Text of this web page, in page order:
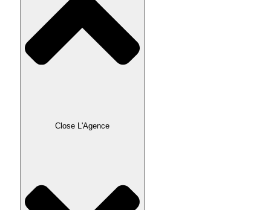
Close L'Agence